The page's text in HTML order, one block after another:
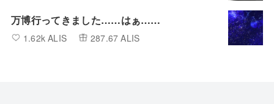
万博行ってきました……はぁ……
1.62k ALIS 287.67 ALIS